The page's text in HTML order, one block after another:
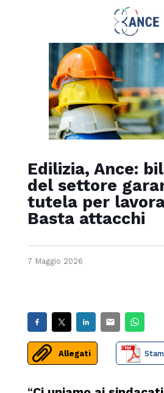
Edilizia, Ance:
del settore
tutela per
Basta attacchi
7 Maggio 2026
Allegati